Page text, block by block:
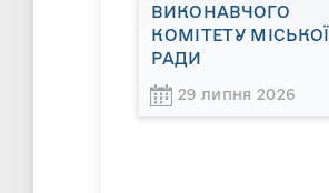
ВИКОНАВЧОГО
КОМІТЕТУ МІСЬКОЇ
РАДИ
29 липня 2026